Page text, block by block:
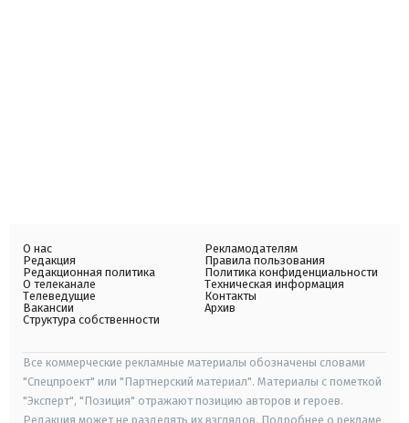
О нас
Редакция
Редакционная политика
О телеканале
Телеведущие
Вакансии
Структура собственности
Рекламодателям
Правила пользования
Политика конфиденциальности
Техническая информация
Контакты
Архив
Все коммерческие рекламные материалы обозначены словами
"Спецпроект" или "Партнерский материал". Материалы с пометкой
"Эксперт", "Позиция" отражают позицию авторов и героев.
Редакция может не разделять их взглядов. Подробнее о рекламе